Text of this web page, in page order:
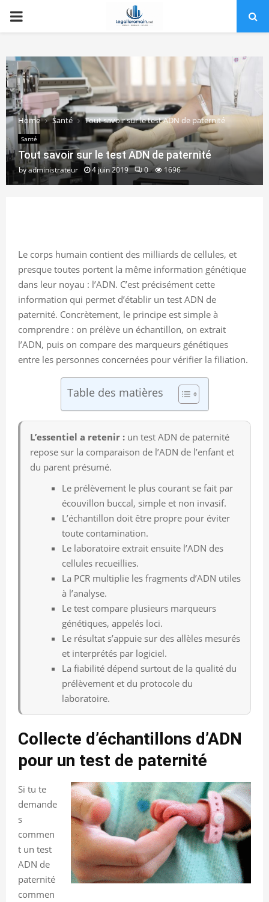
PRIMARY
Home Santé Tout savoir sur le test ADN de paternité
Santé
Tout savoir sur le test ADN de paternité
byadministrateur 4 juin 2019 0 1696
Le corps humain contient des milliards de cellules, et
presque toutes portent la même information génétique
dans leur noyau : l’ADN. C’est précisément cette
information qui permet d’établir un test ADN de
paternité. Concrètement, le principe est simple à
comprendre : on prélève un échantillon, on extrait
l’ADN, puis on compare des marqueurs génétiques
entre les personnes concernées pour vérifier la filiation.
Table des matières
L’essentiel a retenir : un test ADN de paternité
repose sur la comparaison de l’ADN de l’enfant et
du parent présumé.
Le prélèvement le plus courant se fait par
écouvillon buccal, simple et non invasif.
L’échantillon doit être propre pour éviter
toute contamination.
Le laboratoire extrait ensuite l’ADN des
cellules recueillies.
La PCR multiplie les fragments d’ADN utiles
à l’analyse.
Le test compare plusieurs marqueurs
génétiques, appelés loci.
Le résultat s’appuie sur des allèles mesurés
et interprétés par logiciel.
La fiabilité dépend surtout de la qualité du
prélèvement et du protocole du
laboratoire.
Collecte d’échantillons d’ADN
pour un test de paternité
Si tu te
demande
s
commen
t un test
ADN de
paternité
commen